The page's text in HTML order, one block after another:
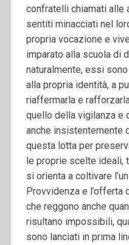
confratelli chiamati alle
sentiti minacciati nel
propria vocazione e
imparato alla scuola di
naturalmente, essi
alla propria identità, a
riaffermarla e
quello della vigilanza e
anche insistentemente
questa lotta per
le proprie scelte ideali,
si orienta a coltivare
Provvidenza e l’offerta
che reggono anche
risultano impossibili,
sono lanciati in prima